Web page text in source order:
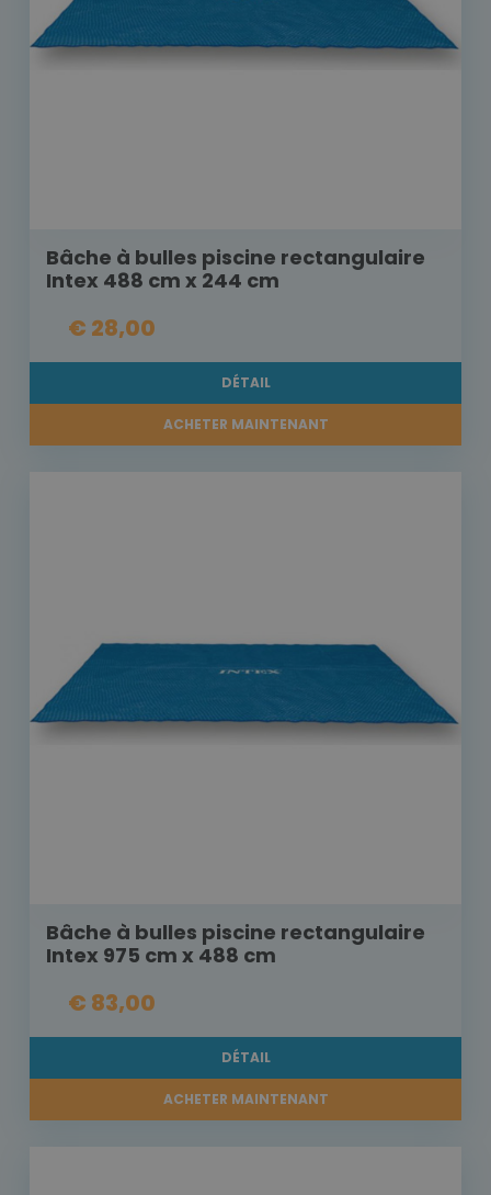
Bâche à bulles piscine rectangulaire
Intex 488 cm x 244 cm
€ 28,00
DÉTAIL
ACHETER MAINTENANT
Bâche à bulles piscine rectangulaire
Intex 975 cm x 488 cm
€ 83,00
DÉTAIL
ACHETER MAINTENANT